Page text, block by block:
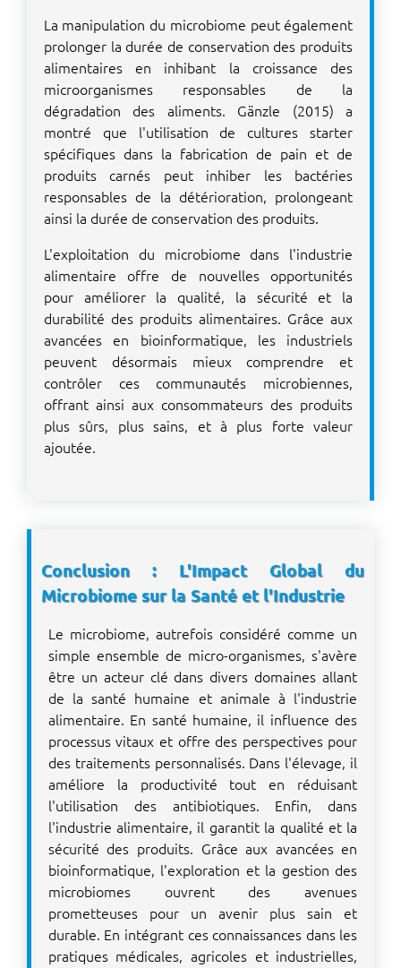
La manipulation du microbiome peut également
prolonger la durée de conservation des produits
alimentaires en inhibant la croissance des
microorganismes responsables de la
dégradation des aliments. Gänzle (2015) a
montré que l'utilisation de cultures starter
spécifiques dans la fabrication de pain et de
produits carnés peut inhiber les bactéries
responsables de la détérioration, prolongeant
ainsi la durée de conservation des produits.
L'exploitation du microbiome dans l'industrie
alimentaire offre de nouvelles opportunités
pour améliorer la qualité, la sécurité et la
durabilité des produits alimentaires. Grâce aux
avancées en bioinformatique, les industriels
peuvent désormais mieux comprendre et
contrôler ces communautés microbiennes,
offrant ainsi aux consommateurs des produits
plus sûrs, plus sains, et à plus forte valeur
ajoutée.
Conclusion : L'Impact Global du
Microbiome sur la Santé et l'Industrie
Le microbiome, autrefois considéré comme un
simple ensemble de micro-organismes, s'avère
être un acteur clé dans divers domaines allant
de la santé humaine et animale à l'industrie
alimentaire. En santé humaine, il influence des
processus vitaux et offre des perspectives pour
des traitements personnalisés. Dans l'élevage, il
améliore la productivité tout en réduisant
l'utilisation des antibiotiques. Enfin, dans
l'industrie alimentaire, il garantit la qualité et la
sécurité des produits. Grâce aux avancées en
bioinformatique, l'exploration et la gestion des
microbiomes ouvrent des avenues
prometteuses pour un avenir plus sain et
durable. En intégrant ces connaissances dans les
pratiques médicales, agricoles et industrielles,